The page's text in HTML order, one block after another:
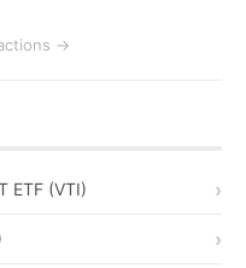
→
ETF (VTI)